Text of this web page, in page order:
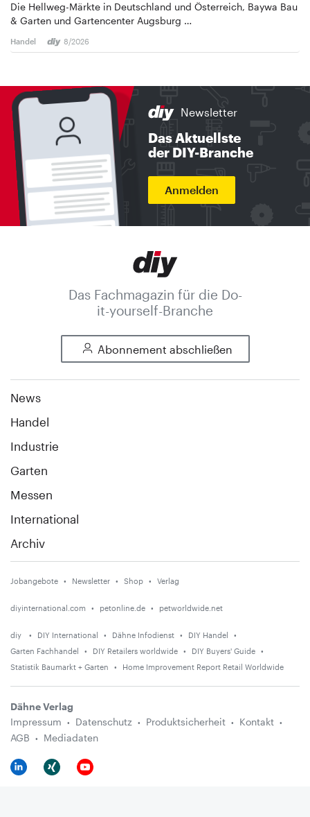
Die Hellweg-Märkte in Deutschland und Österreich, Baywa Bau
& Garten und Gartencenter Augsburg …
Handel 8/2026
Newsletter
Das Aktuellste
der DIY-Branche
Anmelden
Das Fachmagazin für die Do-
it-yourself-Branche
Abonnement abschließen
News
Handel
Industrie
Garten
Messen
International
Archiv
Jobangebote Newsletter Shop Verlag
diyinternational.com petonline.de petworldwide.net
diy DIY International Dähne Infodienst
DIY Handel
Garten Fachhandel
DIY Retailers worldwide
DIY Buyers' Guide
Statistik Baumarkt + Garten
Home Improvement Report Retail Worldwide
Dähne Verlag
Impressum
Datenschutz Produktsicherheit
Kontakt
AGB
Mediadaten